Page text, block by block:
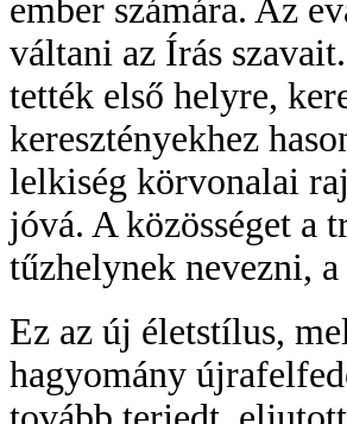
ember számára. Az
váltani az Írás
tették első helyre,
keresztényekhez
lelkiség körvonalai
jóvá. A közösséget a
tűzhelynek nevezni,
Ez az új életstílus,
hagyomány